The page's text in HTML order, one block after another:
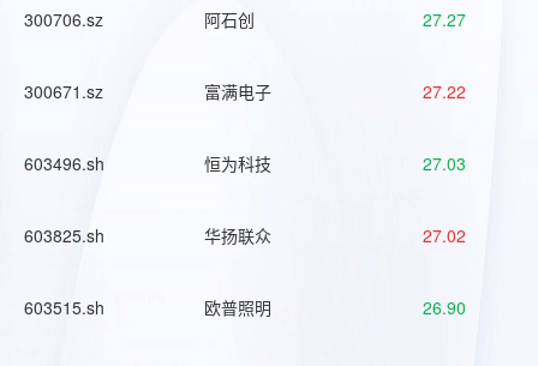
300706.sz 阿石创 27.27
300671.sz 富满电子 27.22
603496.sh 恒为科技 27.03
603825.sh 华扬联众 27.02
603515.sh 欧普照明 26.90